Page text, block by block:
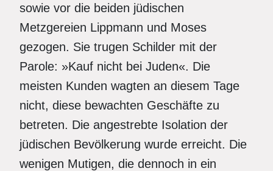
sowie vor die beiden jüdischen
Metzgereien Lippmann und Moses
gezogen. Sie trugen Schilder mit der
Parole: »Kauf nicht bei Juden«. Die
meisten Kunden wagten an diesem Tage
nicht, diese bewachten Geschäfte zu
betreten. Die angestrebte Isolation der
jüdischen Bevölkerung wurde erreicht. Die
wenigen Mutigen, die dennoch in ein